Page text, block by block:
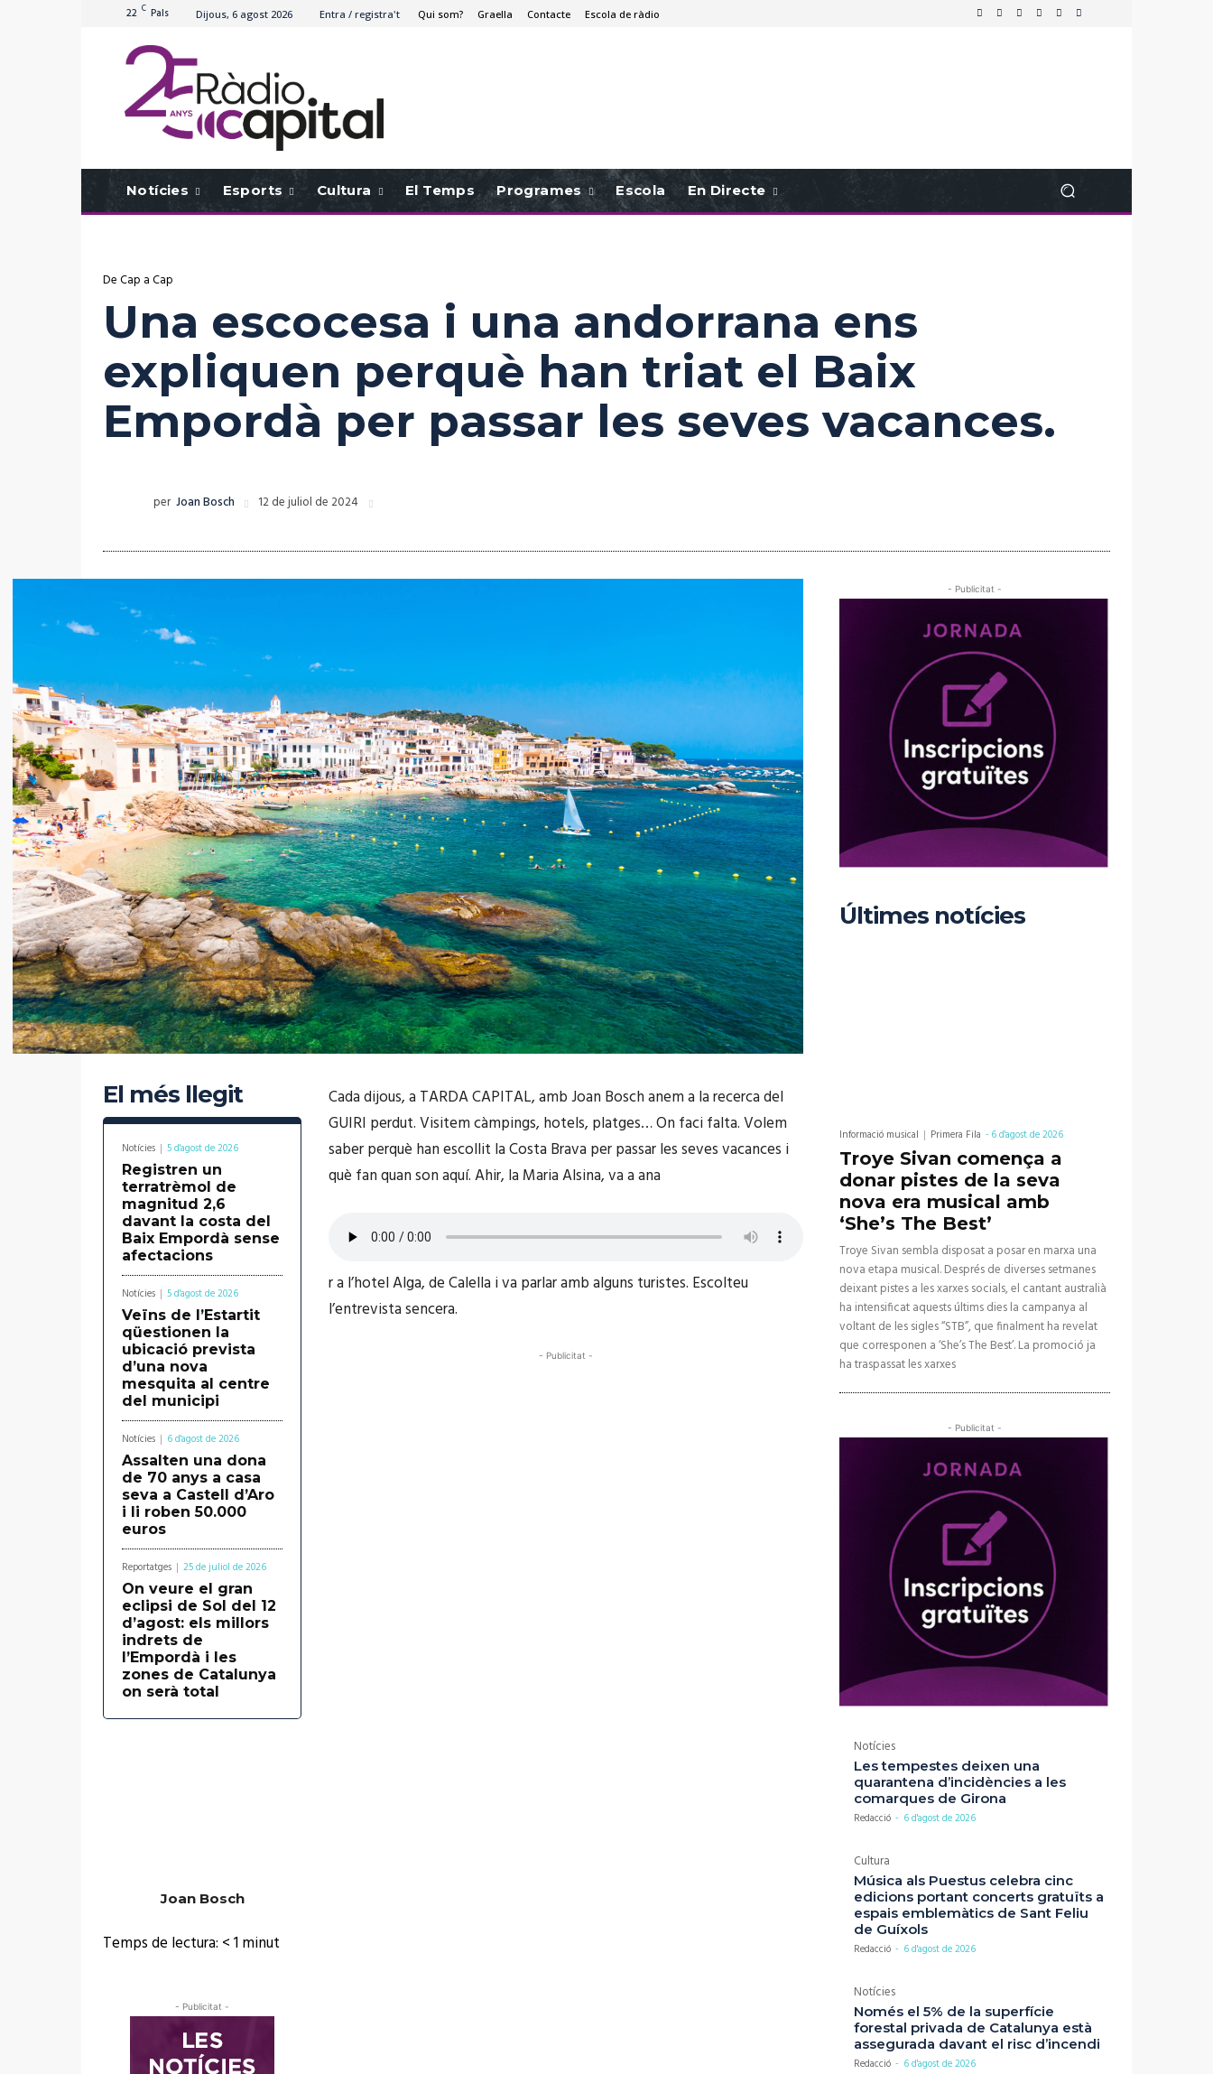
22 C Pals Dijous, 6 agost 2026 Entra / registra't Qui som? Graella Contacte Escola de ràdio
Notícies Esports Cultura El Temps Programes Escola En Directe
De Cap a Cap
Una escocesa i una andorrana ens
expliquen perquè han triat el Baix
Empordà per passar les seves vacances.
per Joan Bosch 12 de juliol de 2024
El més llegit
Notícies 5 d'agost de 2026
Registren un
terratrèmol de
magnitud 2,6
davant la costa del
Baix Empordà sense
afectacions
Notícies 5 d'agost de 2026
Veïns de l’Estartit
qüestionen la
ubicació prevista
d’una nova
mesquita al centre
del municipi
Notícies 6 d'agost de 2026
Assalten una dona
de 70 anys a casa
seva a Castell d’Aro
i li roben 50.000
euros
Reportatges 25 de juliol de 2026
On veure el gran
eclipsi de Sol del 12
d’agost: els millors
indrets de
l’Empordà i les
zones de Catalunya
on serà total
Joan Bosch
Temps de lectura: < 1minut
- Publicitat -
Cada dijous, a TARDA CAPITAL, amb Joan Bosch anem a la recerca del
GUIRI perdut. Visitem càmpings, hotels, platges… On faci falta. Volem
saber perquè han escollit la Costa Brava per passar les seves vacances i
què fan quan son aquí. Ahir, la Maria Alsina, va a ana
r a l’hotel Alga, de Calella i va parlar amb alguns turistes. Escolteu
l’entrevista sencera.
- Publicitat -
- Publicitat -
Últimes notícies
Informació musical Primera Fila -6 d'agost de 2026
Troye Sivan comença a
donar pistes de la seva
nova era musical amb
‘She’s The Best’
Troye Sivan sembla disposat a posar en marxa una
nova etapa musical. Després de diverses setmanes
deixant pistes a les xarxes socials, el cantant australià
ha intensificat aquests últims dies la campanya al
voltant de les sigles “STB”, que finalment ha revelat
que corresponen a ‘She’s The Best’. La promoció ja
ha traspassat les xarxes
- Publicitat -
Notícies
Les tempestes deixen una
quarantena d’incidències a les
comarques de Girona
Redacció - 6 d'agost de 2026
Cultura
Música als Puestus celebra cinc
edicions portant concerts gratuïts a
espais emblemàtics de Sant Feliu
de Guíxols
Redacció - 6 d'agost de 2026
Notícies
Només el 5% de la superfície
forestal privada de Catalunya està
assegurada davant el risc d’incendi
Redacció - 6 d'agost de 2026